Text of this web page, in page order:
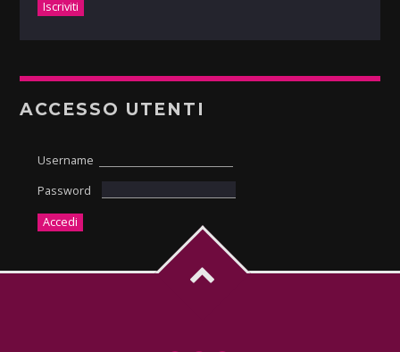
ACCESSO UTENTI
Username
Password